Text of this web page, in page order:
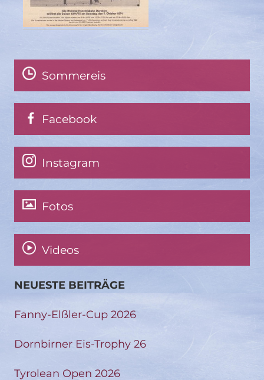
Sommereis
Facebook
Instagram
Fotos
Videos
NEUESTE BEITRÄGE
Fanny-Elßler-Cup 2026
Dornbirner Eis-Trophy 26
Tyrolean Open 2026